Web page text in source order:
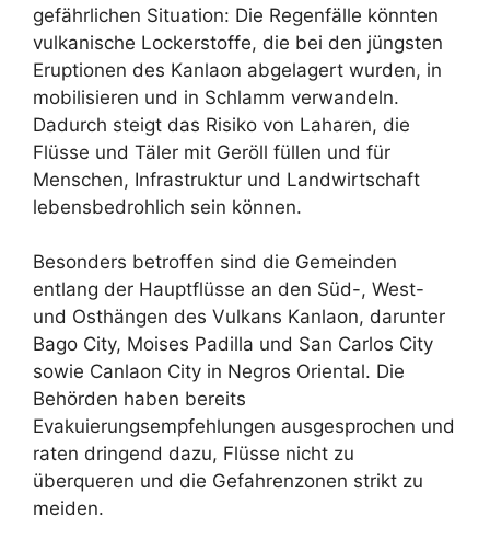
gefährlichen Situation: Die Regenfälle könnten
vulkanische Lockerstoffe, die bei den jüngsten
Eruptionen des Kanlaon abgelagert wurden, in
mobilisieren und in Schlamm verwandeln.
Dadurch steigt das Risiko von Laharen, die
Flüsse und Täler mit Geröll füllen und für
Menschen, Infrastruktur und Landwirtschaft
lebensbedrohlich sein können.
Besonders betroffen sind die Gemeinden
entlang der Hauptflüsse an den Süd-, West-
und Osthängen des Vulkans Kanlaon, darunter
Bago City, Moises Padilla und San Carlos City
sowie Canlaon City in Negros Oriental. Die
Behörden haben bereits
Evakuierungsempfehlungen ausgesprochen und
raten dringend dazu, Flüsse nicht zu
überqueren und die Gefahrenzonen strikt zu
meiden.